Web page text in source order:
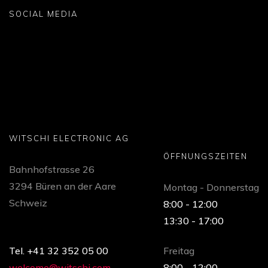
SOCIAL MEDIA
WITSCHI ELECTRONIC AG
Bahnhofstrasse 26
3294 Büren an der Aare
Schweiz
Tel. +41 32 352 05 00
ÖFFNUNGSZEITEN
Montag - Donnerstag
8:00 - 12:00
13:30 - 17:00
Freitag